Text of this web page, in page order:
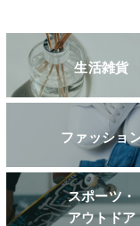
生活雑貨
ファッショ
スポーツ・
アウトドア